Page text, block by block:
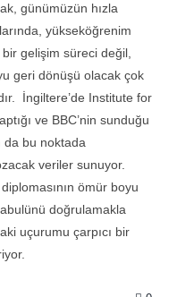
günümüzün hızla
yükseköğrenim
gelişim süreci değil,
geri dönüşü olacak çok
İngiltere’de Institute for
ve BBC’nin sunduğu
da bu noktada
veriler sunuyor.
ömür boyu
doğrulamakla
uçurumu çarpıcı bir